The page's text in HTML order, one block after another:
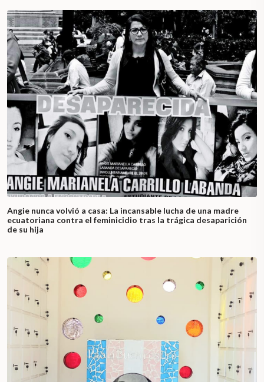
Angie nunca volvió a casa: La incansable lucha de una madre
ecuatoriana contra el feminicidio tras la trágica desaparición
de su hija